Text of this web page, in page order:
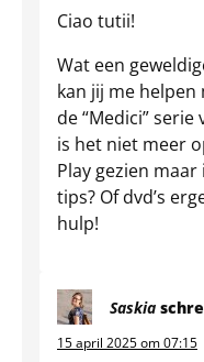
Ciao tutii!
Wat een
kan jij me helpen
de “Medici”
is het niet meer
Play gezien
tips? Of dvd’s
hulp!
Saskia
15 april 2025 om 07:15